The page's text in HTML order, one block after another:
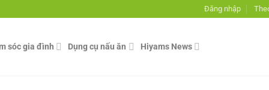
Đăng nhập
sóc gia đình Dụng cụ nấu ăn Hiyams News